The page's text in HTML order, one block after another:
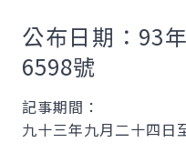
公布日期：93
6598號
記事期間：
九十三年九月二十四日